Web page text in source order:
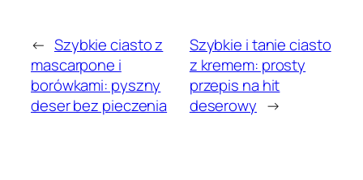
← Szybkie ciasto z
mascarpone i
borówkami: pyszny
deser bez pieczenia
Szybkie i tanie ciasto
z kremem: prosty
przepis na hit
deserowy →